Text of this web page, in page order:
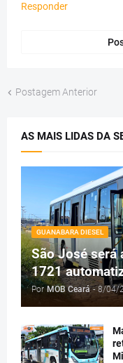
Responder
Postagem Anterior
AS MAIS LIDAS DA
GUANABARA DIESEL
São José será
1721
Por MOB Ceará - 8/04/